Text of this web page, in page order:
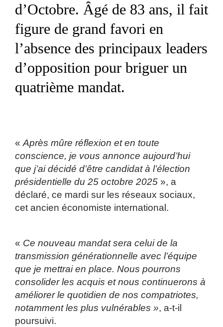
d’Octobre. Âgé de 83 ans, il fait
figure de grand favori en
l’absence des principaux leaders
d’opposition pour briguer un
quatrième mandat.
« Après mûre réflexion et en toute
conscience, je vous annonce aujourd’hui
que j’ai décidé d’être candidat à l’élection
présidentielle du 25 octobre 2025 », a
déclaré, ce mardi sur les réseaux sociaux,
cet ancien économiste international.
« Ce nouveau mandat sera celui de la
transmission générationnelle avec l’équipe
que je mettrai en place. Nous pourrons
consolider les acquis et nous continuerons à
améliorer le quotidien de nos compatriotes,
notamment les plus vulnérables », a-t-il
poursuivi.